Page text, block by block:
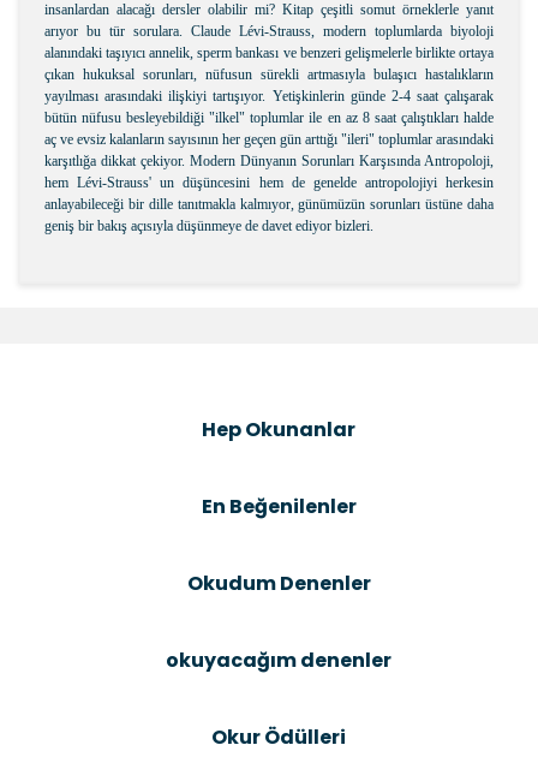
insanlardan alacağı dersler olabilir mi? Kitap çeşitli somut örneklerle yanıt
arıyor bu tür sorulara. Claude Lévi-Strauss, modern toplumlarda biyoloji
alanındaki taşıyıcı annelik, sperm bankası ve benzeri gelişmelerle birlikte ortaya
çıkan hukuksal sorunları, nüfusun sürekli artmasıyla bulaşıcı hastalıkların
yayılması arasındaki ilişkiyi tartışıyor. Yetişkinlerin günde 2-4 saat çalışarak
bütün nüfusu besleyebildiği "ilkel" toplumlar ile en az 8 saat çalıştıkları halde
aç ve evsiz kalanların sayısının her geçen gün arttığı "ileri" toplumlar arasındaki
karşıtlığa dikkat çekiyor. Modern Dünyanın Sorunları Karşısında Antropoloji,
hem Lévi-Strauss' un düşüncesini hem de genelde antropolojiyi herkesin
anlayabileceği bir dille tanıtmakla kalmıyor, günümüzün sorunları üstüne daha
geniş bir bakış açısıyla düşünmeye de davet ediyor bizleri.
Ürün açıklamasında eksik bilgiler bulunuyor.
Ürün fiyatı diğer sitelerden daha pahalı.
Hep Okunanlar
En Beğenilenler
Okudum Denenler
okuyacağım denenler
Okur Ödülleri